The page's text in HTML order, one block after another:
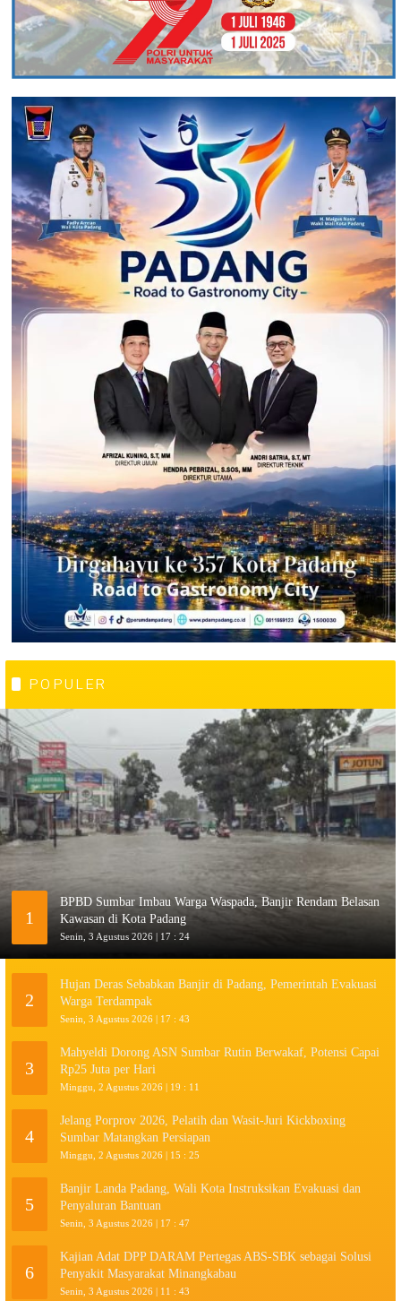
POPULER
1
BPBD Sumbar Imbau Warga Waspada, Banjir Rendam Belasan
Kawasan di Kota Padang
Senin, 3 Agustus 2026 | 17 : 24
2
Hujan Deras Sebabkan Banjir di Padang, Pemerintah Evakuasi
Warga Terdampak
Senin, 3 Agustus 2026 | 17 : 43
3
Mahyeldi Dorong ASN Sumbar Rutin Berwakaf, Potensi Capai
Rp25 Juta per Hari
Minggu, 2 Agustus 2026 | 19 : 11
4
Jelang Porprov 2026, Pelatih dan Wasit-Juri Kickboxing
Sumbar Matangkan Persiapan
Minggu, 2 Agustus 2026 | 15 : 25
5
Banjir Landa Padang, Wali Kota Instruksikan Evakuasi dan
Penyaluran Bantuan
Senin, 3 Agustus 2026 | 17 : 47
6
Kajian Adat DPP DARAM Pertegas ABS-SBK sebagai Solusi
Penyakit Masyarakat Minangkabau
Senin, 3 Agustus 2026 | 11 : 43